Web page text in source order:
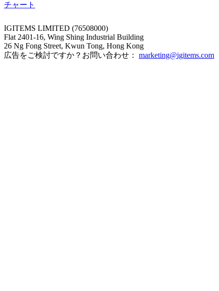
チャート
IGITEMS LIMITED (76508000)
Flat 2401-16, Wing Shing Industrial Building
26 Ng Fong Street, Kwun Tong, Hong Kong
広告をご検討ですか？お問い合わせ： marketing@igitems.com